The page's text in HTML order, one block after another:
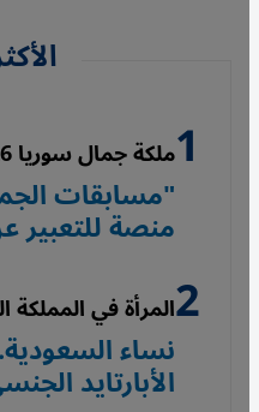
ملكة جمال سوريا 2026
"مسابقات
منصة للتعبير
المرأة في المملكة
نساء
الأبارتايد